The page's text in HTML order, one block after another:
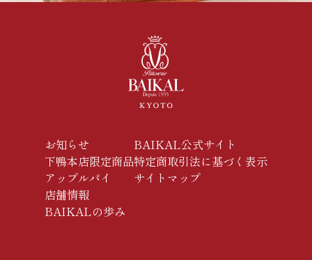
お知らせ
下鴨本店限定商品
アップルパイ
店舗情報
BAIKALの歩み
BAIKAL公式サイト
特定商取引法に基づく表示
サイトマップ